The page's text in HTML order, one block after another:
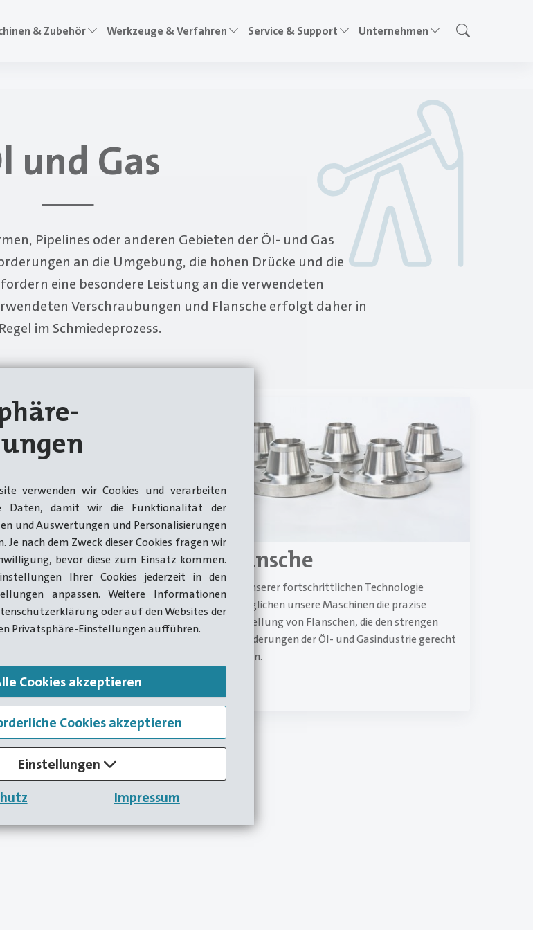
verwenden wir Cookies und verarbeiten
Daten, damit wir die Funktionalität der
und Auswertungen und Personalisierungen
Je nach dem Zweck dieser Cookies fragen wir
bevor diese zum Einsatz kommen.
Ihrer Cookies jederzeit in den
anpassen. Weitere Informationen
oder auf den Websites der
Privatsphäre-Einstellungen aufführen.
Cookies akzeptieren
Cookies akzeptieren
Einstellungen
Impressum
& Zubehör Werkzeuge & Verfahren Service & Support Unternehmen
und Gas
Pipelines oder anderen Gebieten der Öl- und Gas
an die Umgebung, die hohen Drücke und die
eine besondere Leistung an die verwendeten
Verschraubungen und Flansche erfolgt daher in
im Schmiedeprozess.
bieten die erforderliche
Zuverlässigkeit für die
von Überwurfmuttern, die in der
eingesetzt werden.
Flansche
Mit unserer fortschrittlichen Technologie
ermöglichen unsere Maschinen die präzise
Herstellung von Flanschen, die den strengen
Anforderungen der Öl- und Gasindustrie gerecht
werden.